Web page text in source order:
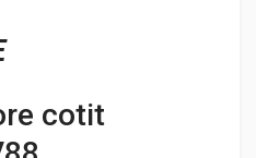
cotit